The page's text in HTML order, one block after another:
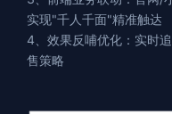
实现"千人千面"精准触达
4、效果反哺优化：实时
售策略